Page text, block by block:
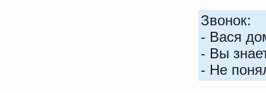
Звонок:
- Вася
- Вы
- Не